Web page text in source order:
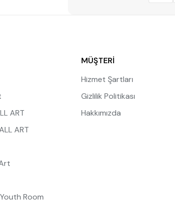
ART
ART
Room
MÜŞTERİ
Hizmet Şartları
Gizlilik Politikası
Hakkımızda